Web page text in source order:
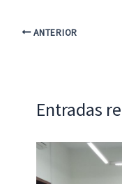
o
ANTERIOR
Entradas